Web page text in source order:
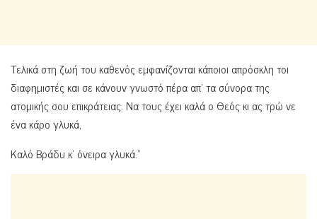
Τελικά στη ζωή του καθενός εμφανίζονται κάποιοι απρόσκλη τοι
διαφημιστές και σε κάνουν γνωστό πέρα απ’ τα σύνορα της
ατομικής σου επικράτειας. Να τους έχει καλά ο Θεός κι ας τρώ νε
ένα κάρο γλυκά,
Καλό Βράδυ κ’ όνειρα γλυκά.”